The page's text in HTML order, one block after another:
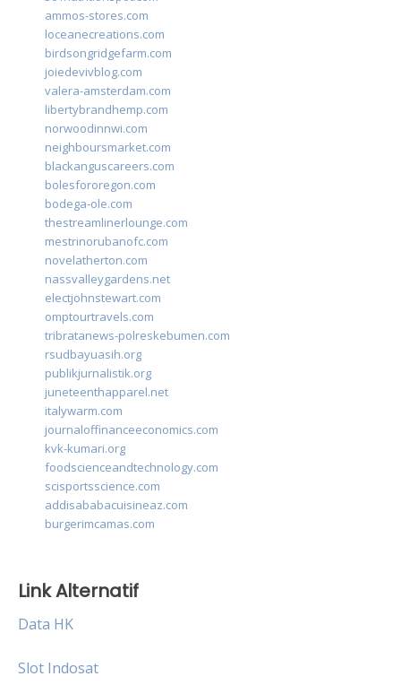
ammos-stores.com
loceanecreations.com
birdsongridgefarm.com
joiedevivblog.com
valera-amsterdam.com
libertybrandhemp.com
norwoodinnwi.com
neighboursmarket.com
blackanguscareers.com
bolesfororegon.com
bodega-ole.com
thestreamlinerlounge.com
mestrinorubanofc.com
novelatherton.com
nassvalleygardens.net
electjohnstewart.com
omptourtravels.com
tribratanews-polreskebumen.com
rsudbayuasih.org
publikjurnalistik.org
juneteenthapparel.net
italywarm.com
journaloffinanceeconomics.com
kvk-kumari.org
foodscienceandtechnology.com
scisportsscience.com
addisababacuisineaz.com
burgerimcamas.com
Link Alternatif
Data HK
Slot Indosat